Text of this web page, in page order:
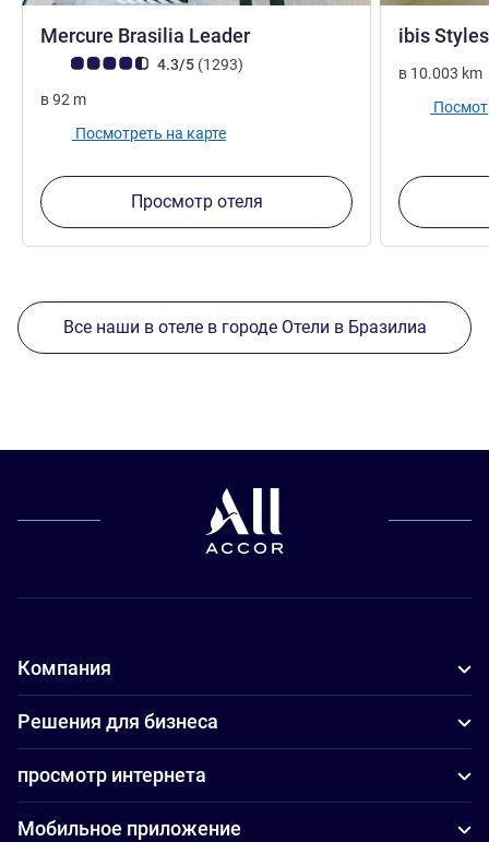
Mercure Brasilia Leader
Примечание: отзывы клиентов (Рейтинг ALL)
4.3/5 (1293Отзывов
)
в92 m
Посмотреть на карте
Просмотр отеля
ibis
в 10.003 km
Все наши в отеле в городе Отели в Бразилиа
Компания
Решения для бизнеса
просмотр интернета
Мобильное приложение